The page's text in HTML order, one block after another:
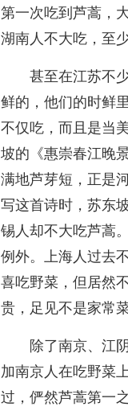
第一次吃到芦蒿，
湖南人不大吃，至
甚至在江苏不
鲜的，他们的时鲜
不仅吃，而且是当
坡的《惠崇春江晚
满地芦芽短，正是
写这首诗时，苏东
锡人却不大吃芦蒿
例外。上海人过去
喜吃野菜，但居然
贵，足见不是家常
除了南京、江
加南京人在吃野菜
过，俨然芦蒿第一之